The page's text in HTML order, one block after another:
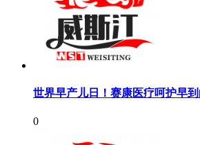
世界早产儿日！赛康医疗呵护早
0